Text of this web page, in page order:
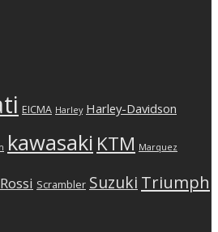
EICMA Harley Harley-Davidson
kawasaki KTM Marquez
Rossi Scrambler Suzuki Triumph